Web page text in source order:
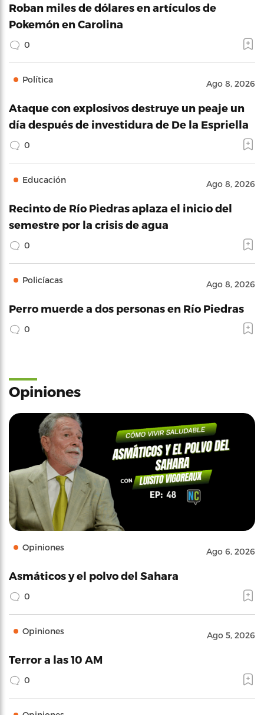
Roban miles de dólares en artículos de
Pokemón en Carolina
0
Política Ago 8, 2026
Ataque con explosivos destruye un peaje un
día después de investidura de De la Espriella
0
Educación Ago 8, 2026
Recinto de Río Piedras aplaza el inicio del
semestre por la crisis de agua
0
Policíacas Ago 8, 2026
Perro muerde a dos personas en Río Piedras
0
Opiniones
Opiniones Ago 6, 2026
Asmáticos y el polvo del Sahara
0
Opiniones Ago 5, 2026
Terror a las 10 AM
0